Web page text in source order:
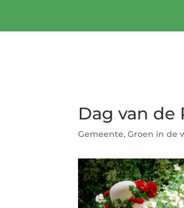
Dag van de
Gemeente,Groen in de